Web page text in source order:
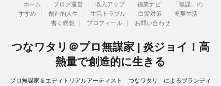
ホーム ブログ運営 収入アップ 福業ナビ
「無謀」の
すすめ
創造的人生 生活トラブル 白髪対策
充実生活
書く瞑想
プロフィール お問い合わせ
つなワタリ＠プロ無謀家 | 炎ジョイ！高
熱量で創造的に生きる
プロ無謀家＆エディトリアルアーティスト「つなワタリ」によるブランディ